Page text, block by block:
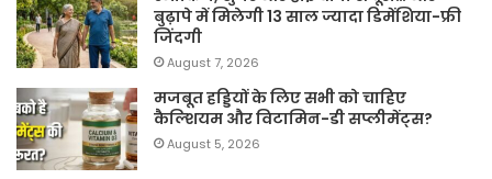
बुढ़ापे में मिलेगी 13 साल ज्यादा डिमेंशिया-फ्री
जिंदगी
August 7, 2026
मजबूत हड्डियों के लिए सभी को चाहिए
कैल्शियम और विटामिन-डी सप्लीमेंट्स?
August 5, 2026